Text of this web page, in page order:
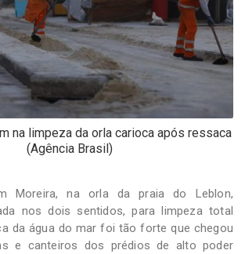
na limpeza da orla carioca após ressaca
(Agência Brasil)
Moreira, na orla da praia do Leblon,
nos dois sentidos, para limpeza total
da água do mar foi tão forte que chegou
e canteiros dos prédios de alto poder